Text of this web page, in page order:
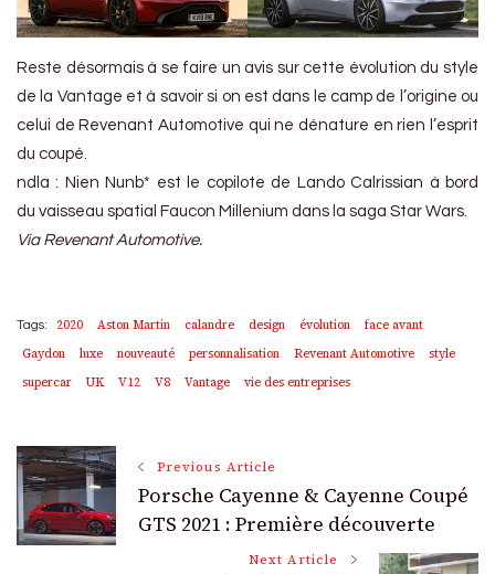
Reste désormais à se faire un avis sur cette évolution du style
de la Vantage et à savoir si on est dans le camp de l’origine ou
celui de Revenant Automotive qui ne dénature en rien l’esprit
du coupé.
ndla : Nien Nunb* est le copilote de Lando Calrissian à bord
du vaisseau spatial Faucon Millenium dans la saga Star Wars.
Via Revenant Automotive.
Tags: 2020 Aston Martin calandre design évolution
face avant
Gaydon
luxe nouveauté personnalisation Revenant Automotive
style
supercar
UK V12 V8 Vantage vie des entreprises
Post
Navigation
Previous Article
Porsche Cayenne & Cayenne Coupé
GTS 2021 : Première découverte
Next Article